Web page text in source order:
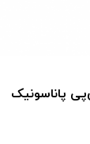
پاناسونیک